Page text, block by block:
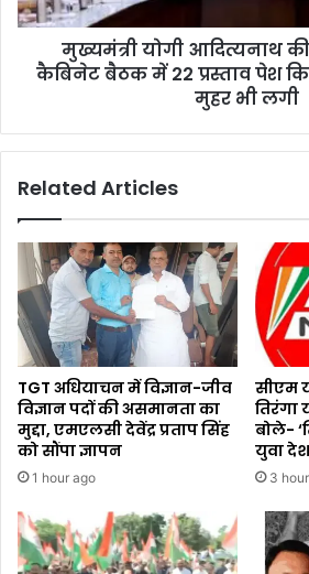
मुख्यमंत्री योगी आदित्यनाथ
कैबिनेट बैठक में 22 प्रस्ताव पेश
मुहर भी लगी
Related Articles
TGT अधियाचन में विज्ञान-जीव
विज्ञान पदों की असमानता का
मुद्दा, एमएलसी देवेंद्र प्रताप सिंह
को सौंपा ज्ञापन
1 hour ago
सीएम
तिरंगा
बोले-
युवा
3